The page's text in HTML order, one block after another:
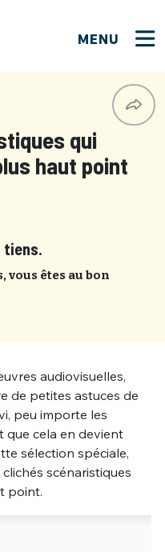
MENU
qui
haut point
tiens.
vous êtes au bon
audiovisuelles,
de petites astuces de
peu importe les
que cela en devient
sélection spéciale,
scénaristiques
point.
Mot de passe perdu ?
proposer ?
tweets